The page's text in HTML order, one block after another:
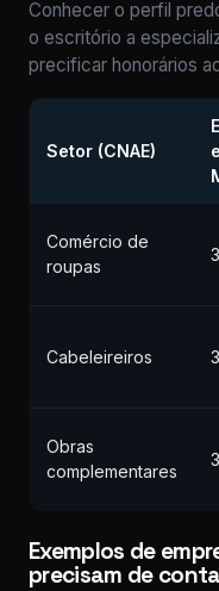
Conhecer o perfil
o escritório a
precificar honorários
Setor (CNAE)
Comércio de
roupas
Cabeleireiros
Obras
complementares
Exemplos de
precisam de